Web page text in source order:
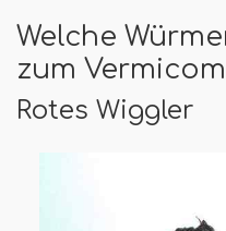
Welche
zum
Rotes Wiggler